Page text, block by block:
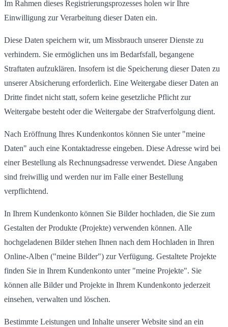
Im Rahmen dieses Registrierungsprozesses holen wir Ihre
Einwilligung zur Verarbeitung dieser Daten ein.
Diese Daten speichern wir, um Missbrauch unserer Dienste zu
verhindern. Sie ermöglichen uns im Bedarfsfall, begangene
Straftaten aufzuklären. Insofern ist die Speicherung dieser Daten zu
unserer Absicherung erforderlich. Eine Weitergabe dieser Daten an
Dritte findet nicht statt, sofern keine gesetzliche Pflicht zur
Weitergabe besteht oder die Weitergabe der Strafverfolgung dient.
Nach Eröffnung Ihres Kundenkontos können Sie unter "meine
Daten" auch eine Kontaktadresse eingeben. Diese Adresse wird bei
einer Bestellung als Rechnungsadresse verwendet. Diese Angaben
sind freiwillig und werden nur im Falle einer Bestellung
verpflichtend.
In Ihrem Kundenkonto können Sie Bilder hochladen, die Sie zum
Gestalten der Produkte (Projekte) verwenden können. Alle
hochgeladenen Bilder stehen Ihnen nach dem Hochladen in Ihren
Online-Alben ("meine Bilder") zur Verfügung. Gestaltete Projekte
finden Sie in Ihrem Kundenkonto unter "meine Projekte". Sie
können alle Bilder und Projekte in Ihrem Kundenkonto jederzeit
einsehen, verwalten und löschen.
Bestimmte Leistungen und Inhalte unserer Website sind an ein